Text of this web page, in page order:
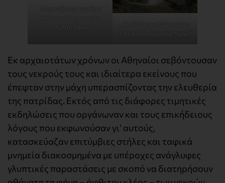
πάνω από την κοίτη
του Ηριδανού
Η οδός των Τάφων (με
την οδό Πειραιώς πίσω)
Εκ αρχαιοτάτων χρόνων οι Αθηναίοι σεβόντουσαν
τους νεκρούς τους και ιδιαίτερα εκείνους που
έπεφταν στην μάχη υπερασπίζοντας την ελευθερία
της πατρίδας. Εκτός από τις διάφορες τιμητικές
εκδηλώσεις που οργάνωναν και τους επικήδειους
λόγους που εκφωνούσαν γι’ αυτούς,
κατασκεύαζαν επιτύμβιες στήλες και ταφικά
μνημεία διακοσμημένα με υπέροχες ανάγλυφες
γλυπτικές παραστάσεις με σκοπό να διατηρήσουν